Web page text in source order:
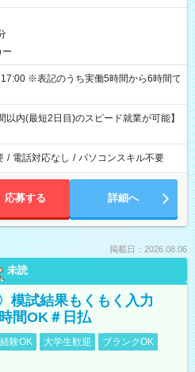
ー
ら6時間で
以内(最短2日目)のスピード就業が可能】
/ 電話対応なし / パソコンスキル不要
応募する 詳細へ
掲載日：2026.08.06
未読
模試結果もくもく入力
間OK＃日払
験OK 大学生歓迎
ブランクOK